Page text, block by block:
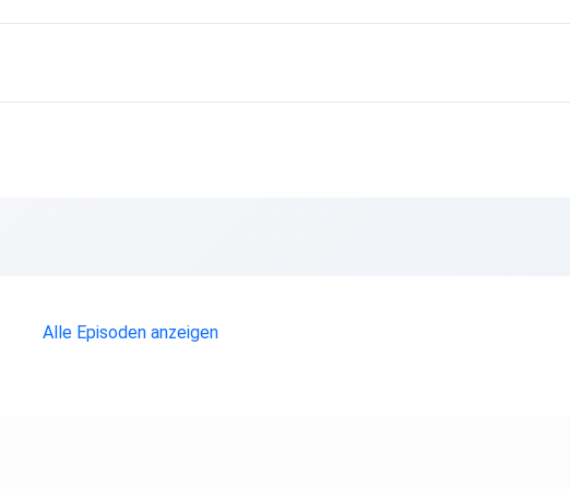
Alle Episoden anzeigen